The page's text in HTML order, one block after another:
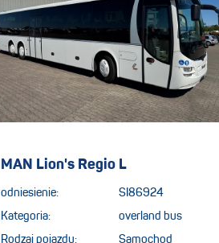
MAN Lion's Regio L
odniesienie: SI86924
Kategoria: overland bus
Rodzaj pojazdu:
Samochod